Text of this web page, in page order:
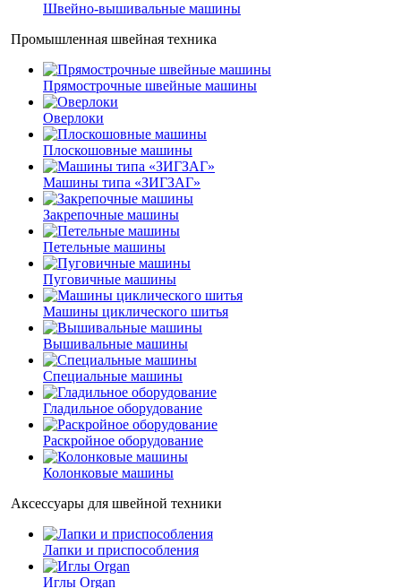
Швейно-вышивальные машины
Промышленная швейная техника
Прямострочные швейные машины
Оверлоки
Плоскошовные машины
Машины типа «ЗИГЗАГ»
Закрепочные машины
Петельные машины
Пуговичные машины
Машины циклического шитья
Вышивальные машины
Специальные машины
Гладильное оборудование
Раскройное оборудование
Колонковые машины
Аксессуары для швейной техники
Лапки и приспособления
Иглы Organ